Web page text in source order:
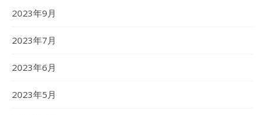
2023年9月
2023年7月
2023年6月
2023年5月